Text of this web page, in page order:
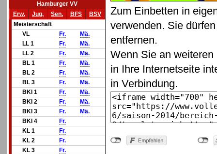
Hamburger VV
Erw.
Jug. Sen. BFS
BSV
Meisterschaft
VL
Fr.
Mä.
LL 1
Fr.
Mä.
LL 2
Fr.
Mä.
BL 1
Fr.
Mä.
BL 2
Fr.
Mä.
BL 3
Fr.
Mä.
BKl 1
Fr.
Mä.
BKl 2
Fr.
Mä.
BKl 3
Fr.
Mä.
BKl 4
Fr.
KL 1
Fr.
KL 2
Fr.
KL 3
Fr.
Zum Einbetten in
verwenden. Sie
entfernen.
Wenn Sie an
in Ihre Internetseite
in Verbindung.